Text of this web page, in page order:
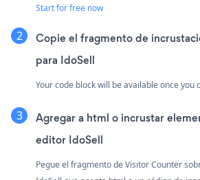
Start for free now
Copie el fragmento de
para IdoSell
Your code block will be available once you
Agregar a html o incrustar
editor IdoSell
Pegue el fragmento de Visitor Counter